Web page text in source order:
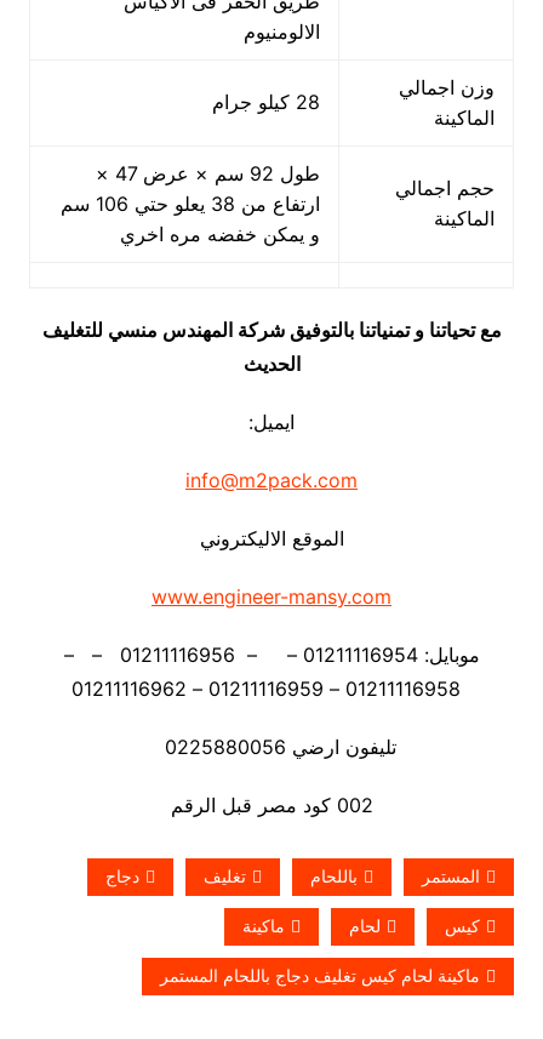
الالومنيوم
وزن اجمالي
الماكينة
28 كيلو جرام
حجم اجمالي
الماكينة
طول 92 سم × عرض 47 ×
ارتفاع من 38 يعلو حتي 106 سم
و يمكن خفضه مره اخري
مع تحياتنا و تمنياتنا بالتوفيق شركة المهندس منسي للتغليف
الحديث
ايميل:
info@m2pack.com
الموقع الاليكتروني
www.engineer-mansy.com
موبايل: 01211116954 – – 01211116956 – –
تليفون ارضي 0225880056
002 كود مصر قبل الرقم
المستمر باللحام تغليف دجاج
كيس لحام ماكينة
ماكينة لحام كيس تغليف دجاج باللحام المستمر